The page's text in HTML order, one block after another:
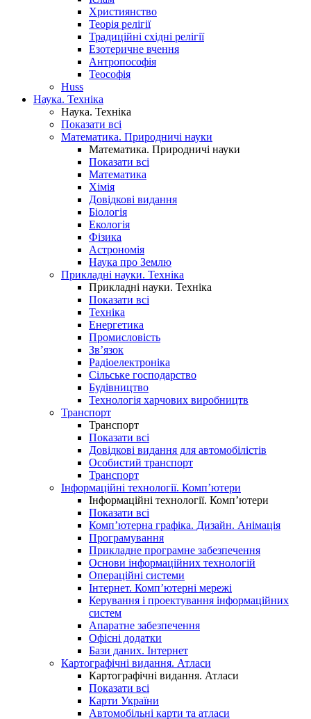
Християнство
Теорія релігії
Традиційні східні релігії
Езотеричне вчення
Антропософія
Теософія
Huss
Наука. Техніка
Наука. Техніка
Показати всі
Математика. Природничі науки
Математика. Природничі науки
Показати всі
Математика
Хімія
Довідкові видання
Біологія
Екологія
Фізика
Астрономія
Наука про Землю
Прикладні науки. Техніка
Прикладні науки. Техніка
Показати всі
Техніка
Енергетика
Промисловість
Зв’язок
Радіоелектроніка
Сільське господарство
Будівництво
Технологія харчових виробництв
Транспорт
Транспорт
Показати всі
Довідкові видання для автомобілістів
Особистий транспорт
Транспорт
Інформаційні технології. Комп’ютери
Інформаційні технології. Комп’ютери
Показати всі
Комп’ютерна графіка. Дизайн. Анімація
Програмування
Прикладне програмне забезпечення
Основи інформаційних технологій
Операційні системи
Інтернет. Комп’ютерні мережі
Керування і проектування інформаційних
систем
Апаратне забезпечення
Офісні додатки
Бази даних. Інтернет
Картографічні видання. Атласи
Картографічні видання. Атласи
Показати всі
Карти України
Автомобільні карти та атласи